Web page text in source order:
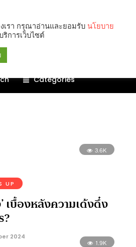
Categories
3.6K
UP
เบื้องหลังความเด้งดึ๋ง
2024
1.9K
เรา กรุณาอ่านและยอมรับ นโยบาย
ริการเว็บไซต์